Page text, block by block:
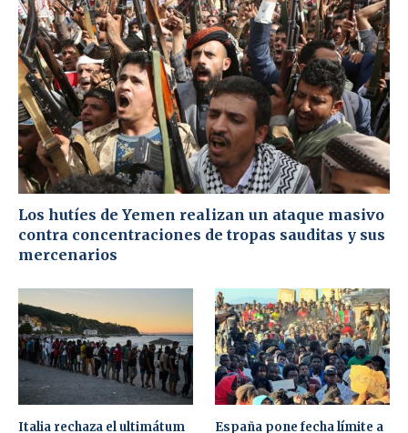
Los hutíes de Yemen realizan un ataque masivo
contra concentraciones de tropas sauditas y sus
mercenarios
Italia rechaza el ultimátum
España pone fecha límite a